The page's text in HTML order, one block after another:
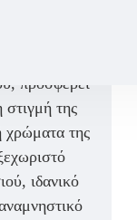
, προσφέρει
στιγμή της
χρώματα της
, ιδανικό